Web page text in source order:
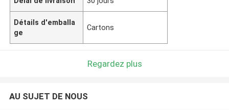
Détails d'emballa
ge
Cartons
Regardez plus
AU SUJET DE NOUS